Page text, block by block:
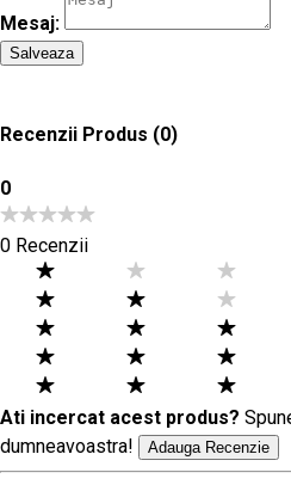
Mesaj:
Salveaza
Recenzii Produs (0)
0
0 Recenzii
Ati incercat acest produs?
dumneavoastra!
Adauga Recenzie